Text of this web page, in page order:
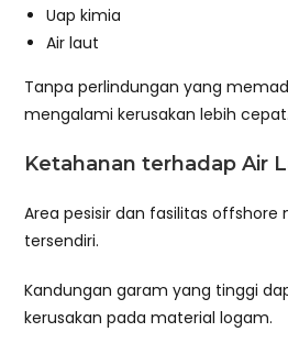
Uap kimia
Air laut
Tanpa perlindungan yang
mengalami kerusakan lebih cepat.
Ketahanan terhadap Air
Area pesisir dan fasilitas
tersendiri.
Kandungan garam yang tinggi
kerusakan pada material logam.